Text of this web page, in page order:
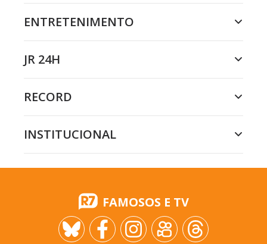
ENTRETENIMENTO
JR 24H
RECORD
INSTITUCIONAL
FAMOSOS E TV